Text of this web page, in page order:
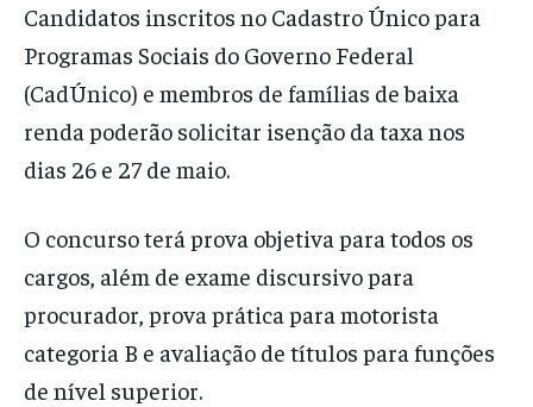
Candidatos inscritos no Cadastro Único para
Programas Sociais do Governo Federal
(CadÚnico) e membros de famílias de baixa
renda poderão solicitar isenção da taxa nos
dias 26 e 27 de maio.
O concurso terá prova objetiva para todos os
cargos, além de exame discursivo para
procurador, prova prática para motorista
categoria B e avaliação de títulos para funções
de nível superior.